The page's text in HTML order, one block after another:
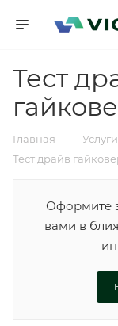
Тест
Главная — Услуги
Тест драйв
Оформите
вами в